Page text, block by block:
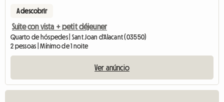
A descobrir
Suite con vista + petit déjeuner
Quarto de hóspedes | Sant Joan d'Alacant (03550)
2 pessoas | Mínimo de 1 noite
Ver anúncio